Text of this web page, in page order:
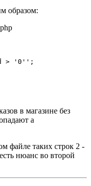
образом:
> '0'';
в магазине без
а
файле таких строк 2 -
нюанс во второй